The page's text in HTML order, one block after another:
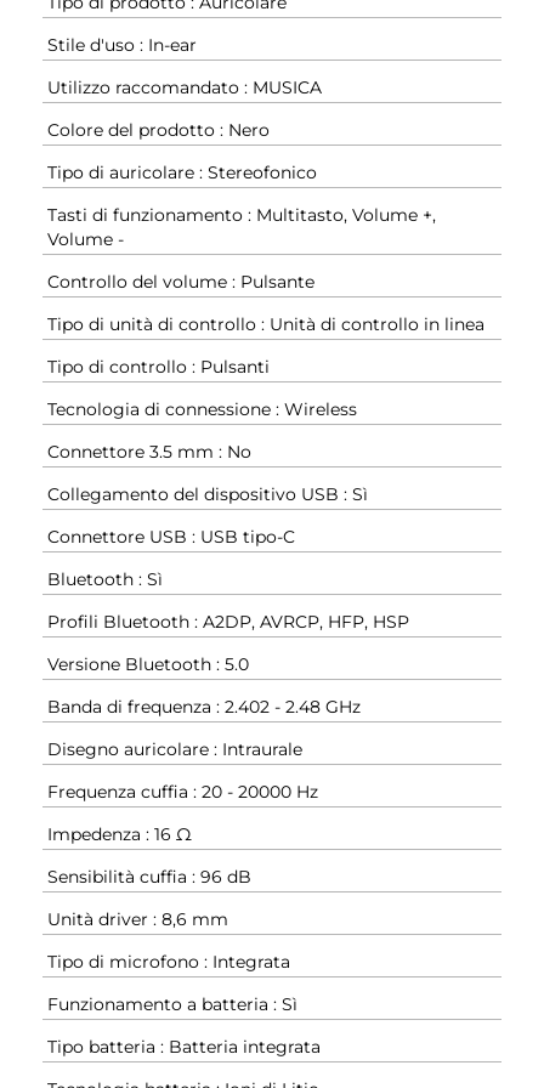
Stile d'uso : In-ear
Utilizzo raccomandato : MUSICA
Colore del prodotto : Nero
Tipo di auricolare : Stereofonico
Tasti di funzionamento : Multitasto, Volume +,
Volume -
Controllo del volume : Pulsante
Tipo di unità di controllo : Unità di controllo in linea
Tipo di controllo : Pulsanti
Tecnologia di connessione : Wireless
Connettore 3.5 mm : No
Collegamento del dispositivo USB : Sì
Connettore USB : USB tipo-C
Bluetooth : Sì
Profili Bluetooth : A2DP, AVRCP, HFP, HSP
Versione Bluetooth : 5.0
Banda di frequenza : 2.402 - 2.48 GHz
Disegno auricolare : Intraurale
Frequenza cuffia : 20 - 20000 Hz
Impedenza : 16 Ω
Sensibilità cuffia : 96 dB
Unità driver : 8,6 mm
Tipo di microfono : Integrata
Funzionamento a batteria : Sì
Tipo batteria : Batteria integrata